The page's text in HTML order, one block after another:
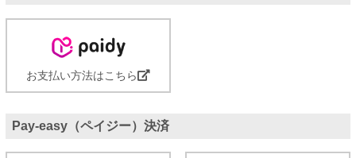
お支払い方法はこちら
Pay-easy（ペイジー）決済